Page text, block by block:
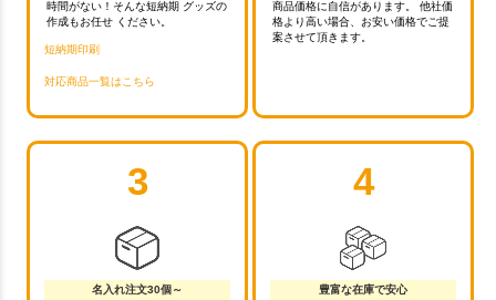
時間がない！そんな短納期 グッズの
作成もお任せ ください。
短納期印刷
対応商品一覧はこちら
商品価格に自信があります。 他社価
格より高い場合、お安い価格でご提
案させて頂きます。
3
名入れ注文30個～
4
豊富な在庫で安心